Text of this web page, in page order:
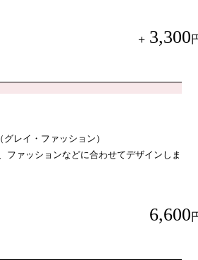
＋ 3,300
（グレイ・ファッション）
ファッションなどに合わせてデザインしま
6,600